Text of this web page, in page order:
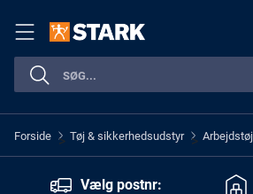
Forside > Tøj & sikkerhedsudstyr > Arbejdstøj
Vælg postnr: